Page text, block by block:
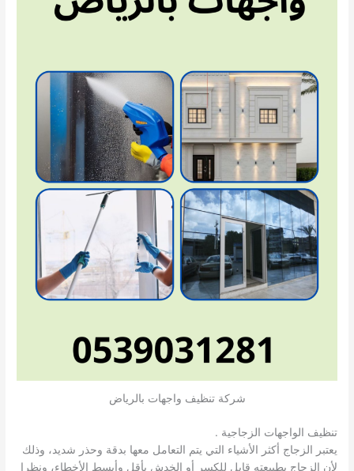
شركة تنظيف واجهات بالرياض
تنظيف الواجهات الزجاجية .
يعتبر الزجاج أكثر الأشياء التي يتم التعامل معها بدقة وحذر شديد، وذلك
لأن الزجاج بطبيعته قابل للكسر أو الخدش بأقل وأبسط الأخطاء، ونظرا